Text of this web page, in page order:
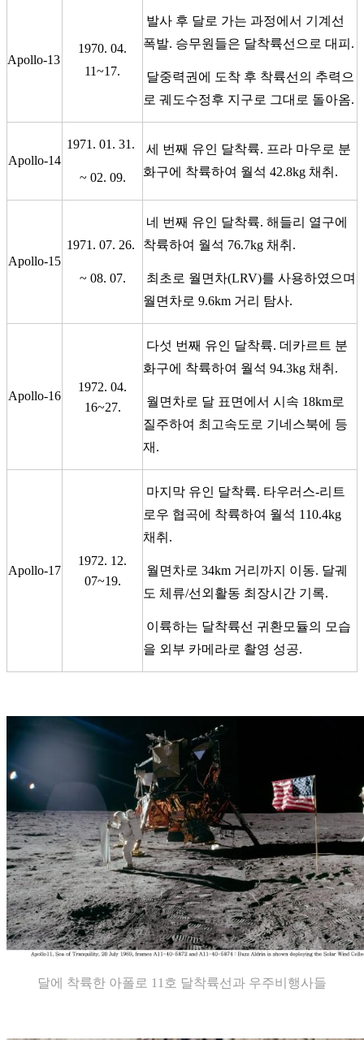
Apollo-13
1970. 04.
11~17.
발사 후 달로 가는 과정에서 기계선
폭발. 승무원들은 달착륙선으로 대피.
달중력권에 도착 후 착륙선의 추력으
로 궤도수정후 지구로 그대로 돌아옴.
Apollo-14
1971. 01. 31.
~ 02. 09.
세 번째 유인 달착륙. 프라 마우로 분
화구에 착륙하여 월석 42.8kg 채취.
Apollo-15
1971. 07. 26.
~ 08. 07.
네 번째 유인 달착륙. 해들리 열구에
착륙하여 월석 76.7kg 채취.
최초로 월면차(LRV)를 사용하였으며
월면차로 9.6km 거리 탐사.
Apollo-16
1972. 04.
16~27.
다섯 번째 유인 달착륙. 데카르트 분
화구에 착륙하여 월석 94.3kg 채취.
월면차로 달 표면에서 시속 18km로
질주하여 최고속도로 기네스북에 등
재.
Apollo-17
1972. 12.
07~19.
마지막 유인 달착륙. 타우러스-리트
로우 협곡에 착륙하여 월석 110.4kg
채취.
월면차로 34km 거리까지 이동. 달궤
도 체류/선외활동 최장시간 기록.
이륙하는 달착륙선 귀환모듈의 모습
을 외부 카메라로 촬영 성공.
달에 착륙한 아폴로 11호 달착륙선과 우주비행사들